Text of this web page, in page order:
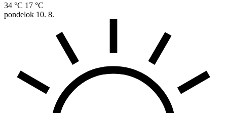
34 °C 17 °C
pondelok 10. 8.